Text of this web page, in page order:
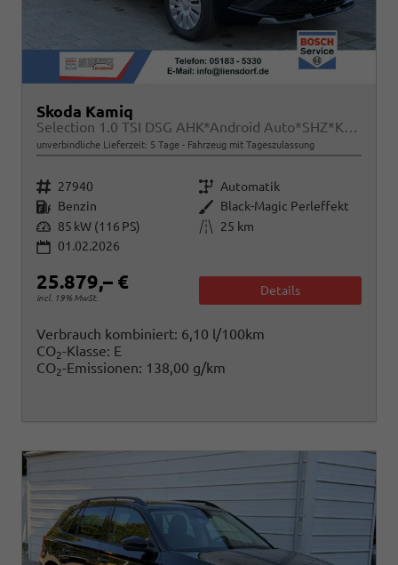
Skoda Kamiq
Selection 1.0 TSI DSG AHK*Android Auto*SHZ*Kamera*Keyless*2Z Klimaauto*
unverbindliche Lieferzeit: 5 Tage Fahrzeug mit Tageszulassung
Fahrzeugnr. 27940 Getriebe Automatik
Kraftstoff Benzin Außenfarbe Black-Magic Perleffekt
Leistung 85 kW (116 PS) Kilometerstand
25 km
01.02.2026
25.879,– €
incl. 19% MwSt.
Details
Verbrauch kombiniert: 6,10 l/100km
CO2-Klasse: E
CO2-Emissionen: 138,00 g/km